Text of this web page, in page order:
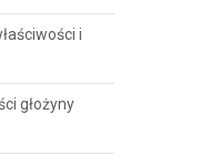
i
głożyny